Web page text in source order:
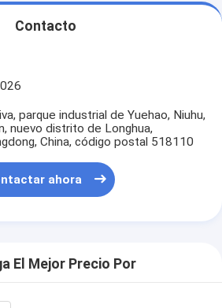
Contacto
parque industrial de Yuehao, Niuhu,
nuevo distrito de Longhua,
China, código postal 518110
ahora
El Mejor Precio Por